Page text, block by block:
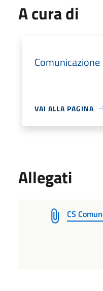
A cura di
Comunicazione
VAI ALLA PAGINA
Allegati
CS